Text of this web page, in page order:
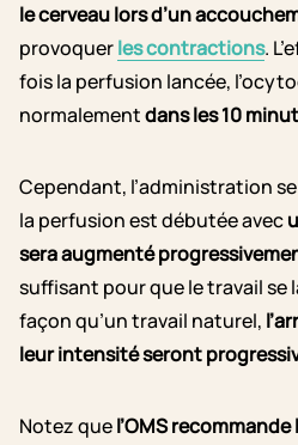
le cerveau lors d’un
provoquerles contractions.
fois la perfusion lancée,
normalementdans les 10
Cependant, l’administration
la perfusion est débutée avec
sera augmenté
suffisant pour que le travail se
façon qu’un travail naturel,
leur intensité seront
Notez quel’OMS